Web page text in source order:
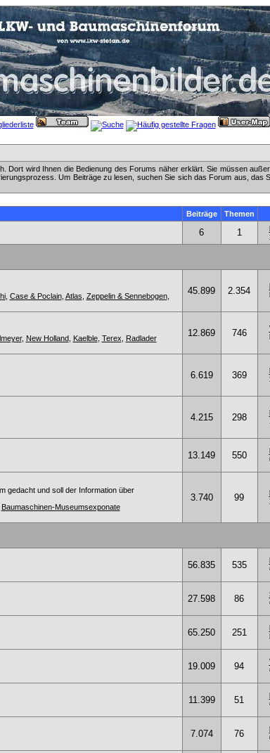
Dort wird Ihnen die Bedienung des Forums näher erklärt. Sie müssen
Um Beiträge zu lesen, suchen Sie sich das Forum aus, das
Beiträge Themen
6 1
, Case & Poclain, Atlas Zeppelin & Sennebogen,
45.899 2.354
, New Holland, Kaelble, Terex
Radlader
12.869 746
6.619 369
4.215 298
13.149 550
gedacht und soll der Information über
Baumaschinen-Museumsexponate
3.740 99
56.835 535
27.598 86
65.250 251
19.009 94
11.399 51
7.074 76